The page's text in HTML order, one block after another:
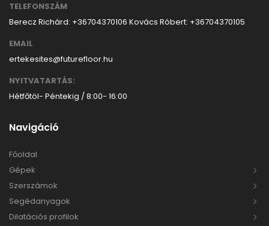
TELEFONSZÁM
Berecz Richárd: +36704370106 Kovács Róbert: +36704370105
EMAIL
ertekesites@futurefloor.hu
NYITVATARTÁS:
Hétfőtöl- Péntekig / 8:00- 16:00
Navigáció
Főoldal
Gépek
Szerszámok
Segédanyagok
Dilatációs profilok